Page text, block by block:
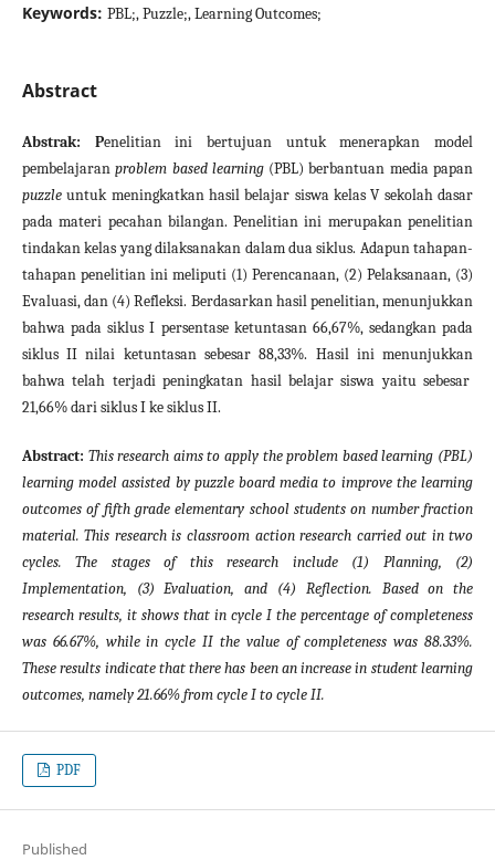
Keywords: PBL;, Puzzle;, Learning Outcomes;
Abstract
Abstrak: Penelitian ini bertujuan untuk menerapkan model
pembelajaranproblem based learning(PBL) berbantuan media papan
puzzleuntuk meningkatkan hasil belajar siswa kelas V sekolah dasar
pada materi pecahan bilangan. Penelitian ini merupakan penelitian
tindakan kelas yang dilaksanakan dalam dua siklus. Adapun tahapan-
tahapan penelitian ini meliputi (1) Perencanaan, (2) Pelaksanaan, (3)
Evaluasi, dan (4) Refleksi. Berdasarkan hasil penelitian, menunjukkan
bahwa pada siklus I persentase ketuntasan 66,67%, sedangkan pada
siklus II nilai ketuntasan sebesar 88,33%. Hasil ini menunjukkan
bahwa telah terjadi peningkatan hasil belajar siswa yaitu sebesar
21,66% dari siklus I ke siklus II.
Abstract: This research aims to apply the problem based learning (PBL)
learning model assisted by puzzle board media to improve the learning
outcomes of fifth grade elementary school students on number fraction
material. This research is classroom action research carried out in two
cycles. The stages of this research include (1) Planning, (2)
Implementation, (3) Evaluation, and (4) Reflection. Based on the
research results, it shows that in cycle I the percentage of completeness
was 66.67%, while in cycle II the value of completeness was 88.33%.
These results indicate that there has been an increase in student learning
outcomes, namely 21.66% from cycle I to cycle II.
PDF
Published